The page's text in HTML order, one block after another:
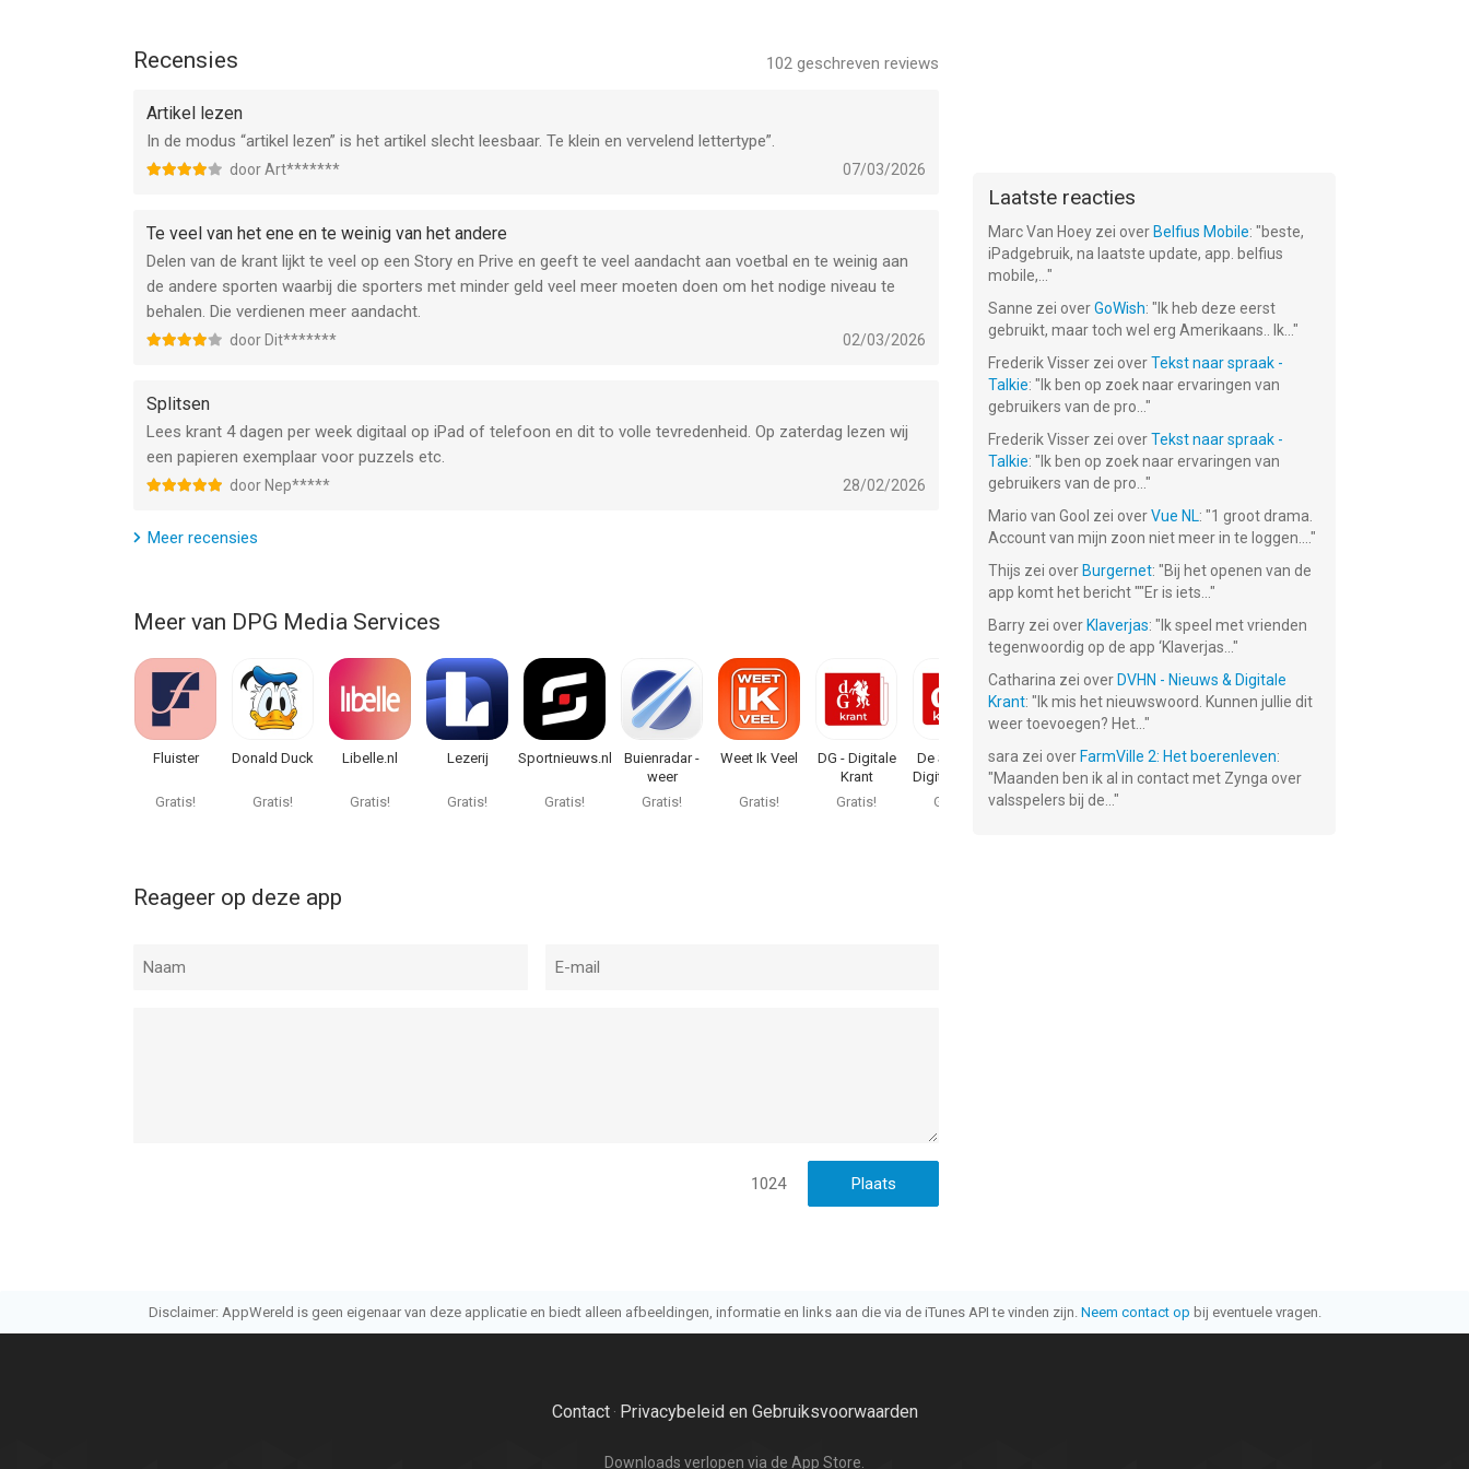
102 geschreven reviews
Recensies
Artikel lezen
In de modus “artikel lezen” is het artikel slecht leesbaar. Te klein en vervelend lettertype”.
door Art******* 07/03/2026
Te veel van het ene en te weinig van het andere
Delen van de krant lijkt te veel op een Story en Prive en geeft te veel aandacht aan voetbal en te weinig aan
de andere sporten waarbij die sporters met minder geld veel meer moeten doen om het nodige niveau te
behalen. Die verdienen meer aandacht.
door Dit******* 02/03/2026
Splitsen
Lees krant 4 dagen per week digitaal op iPad of telefoon en dit to volle tevredenheid. Op zaterdag lezen wij
een papieren exemplaar voor puzzels etc.
door Nep***** 28/02/2026
Meer recensies
Meer van DPG Media Services
Fluister
Gratis!
Donald Duck
Gratis!
Libelle.nl
Gratis!
Lezerij
Gratis!
Sportnieuws.nl
Gratis!
Buienradar -
weer
Gratis!
Weet Ik Veel
Gratis!
DG - Digitale
Krant
Gratis!
De Stentor -
Digitale krant
Gratis!
RTL Nieuws &
Entertainment
Gratis!
PZC - Digitale
krant
BD - Digitale
krant
Reageer op deze app
1024
Laatste reacties
Marc Van Hoey zei over Belfius Mobile: "beste,
iPadgebruik, na laatste update, app. belfius
mobile,... "
Sanne zei overGoWish: " Ik heb deze eerst
gebruikt, maar toch wel erg Amerikaans.. Ik... "
Frederik Visser zei overTekst naar spraak -
Talkie: " Ik ben op zoek naar ervaringen van
gebruikers van de pro... "
Frederik Visser zei overTekst naar spraak -
Talkie: " Ik ben op zoek naar ervaringen van
gebruikers van de pro... "
Mario van Gool zei overVue NL: "1 groot drama.
Account van mijn zoon niet meer in te loggen.... "
Thijs zei over Burgernet: "Bij het openen van de
app komt het bericht ""Er is iets... "
Barry zei over Klaverjas: " Ik speel met vrienden
tegenwoordig op de app ‘Klaverjas... "
Catharina zei over DVHN - Nieuws & Digitale
Krant: " Ik mis het nieuwswoord. Kunnen jullie dit
weer toevoegen? Het... "
sara zei over FarmVille 2: Het boerenleven:
"Maanden ben ik al in contact met Zynga over
valsspelers bij de... "
Disclaimer: AppWereld is geen eigenaar van deze applicatie en biedt alleen afbeeldingen, informatie en links aan die via de iTunes API te vinden zijn. Neem contact op bij eventuele vragen.
Contact· Privacybeleid en Gebruiksvoorwaarden
Downloads verlopen via de App Store.